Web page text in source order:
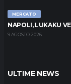
MERCATO
NAPOLI, LUKAKU
9 AGOSTO 2026
ULTIME NEWS